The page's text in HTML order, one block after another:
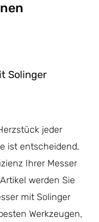
Solinger
jeder
ist entscheidend,
Ihrer Messer
werden Sie
mit Solinger
Werkzeugen,